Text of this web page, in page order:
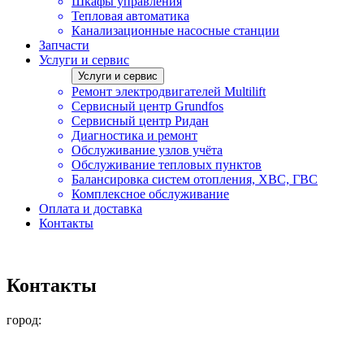
Тепловая автоматика
Канализационные насосные станции
Запчасти
Услуги и сервис
Услуги и сервис
Ремонт электродвигателей Multilift
Сервисный центр Grundfos
Сервисный центр Ридан
Диагностика и ремонт
Обслуживание узлов учёта
Обслуживание тепловых пунктов
Балансировка систем отопления, ХВС, ГВС
Комплексное обслуживание
Оплата и доставка
Контакты
Контакты
город: